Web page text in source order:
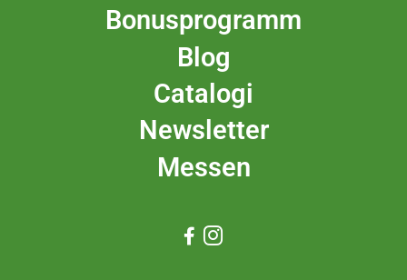
Bonusprogramm
Blog
Catalogi
Newsletter
Messen
 